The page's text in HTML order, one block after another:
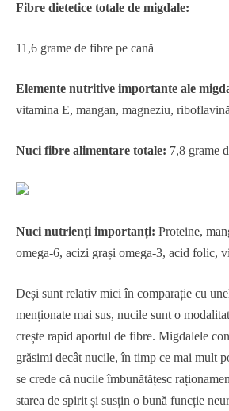
Fibre dietetice totale de migdale:
11,6 grame de fibre pe cană
Elemente nutritive importante ale
vitamina E, mangan, magneziu,
Nuci fibre alimentare totale: 7,8 grame
Nuci nutrienți importanți: Proteine,
omega-6, acizi grași omega-3, acid folic,
Deși sunt relativ mici în comparație cu
menționate mai sus, nucile sunt o
crește rapid aportul de fibre. Migdalele
grăsimi decât nucile, în timp ce mai mult
se crede că nucile îmbunătățesc
starea de spirit și susțin o bună funcție